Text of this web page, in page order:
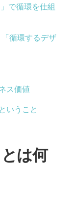
で循環を仕組
循環するデザ
ス価値
いうこと
は何